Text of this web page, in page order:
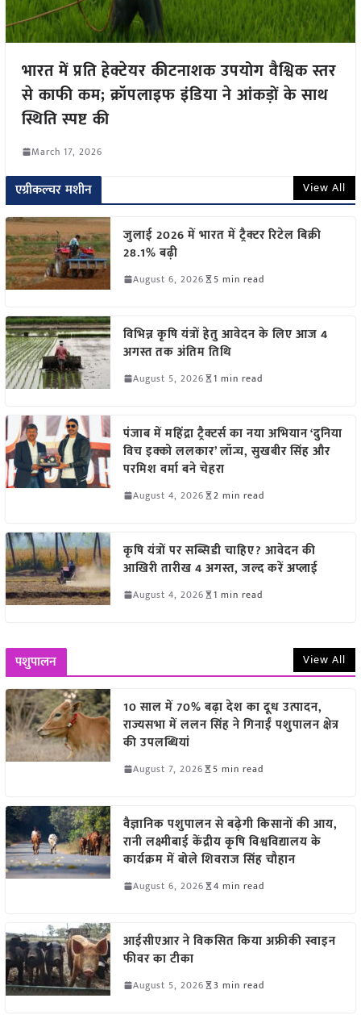
भारत में प्रति हेक्टेयर कीटनाशक उपयोग वैश्विक स्तर
से काफी कम; क्रॉपलाइफ इंडिया ने आंकड़ों के साथ
स्थिति स्पष्ट की
March 17, 2026
एग्रीकल्चर मशीन View All
जुलाई 2026 में भारत में ट्रैक्टर रिटेल बिक्री
28.1% बढ़ी
August 6, 2026 5 min read
विभिन्न कृषि यंत्रों हेतु आवेदन के लिए आज 4
अगस्त तक अंतिम तिथि
August 5, 2026 1 min read
पंजाब में महिंद्रा ट्रैक्टर्स का नया अभियान ‘दुनिया
विच इक्को ललकार’ लॉन्च, सुखबीर सिंह और
परमिश वर्मा बने चेहरा
August 4, 2026 2 min read
कृषि यंत्रों पर सब्सिडी चाहिए? आवेदन की
आखिरी तारीख 4 अगस्त, जल्द करें अप्लाई
August 4, 2026 1 min read
पशुपालन View All
10 साल में 70% बढ़ा देश का दूध उत्पादन,
राज्यसभा में ललन सिंह ने गिनाईं पशुपालन क्षेत्र
की उपलब्धियां
August 7, 2026 5 min read
वैज्ञानिक पशुपालन से बढ़ेगी किसानों की आय,
रानी लक्ष्मीबाई केंद्रीय कृषि विश्वविद्यालय के
कार्यक्रम में बोले शिवराज सिंह चौहान
August 6, 2026 4 min read
आईसीएआर ने विकसित किया अफ्रीकी स्वाइन
फीवर का टीका
August 5, 2026 3 min read